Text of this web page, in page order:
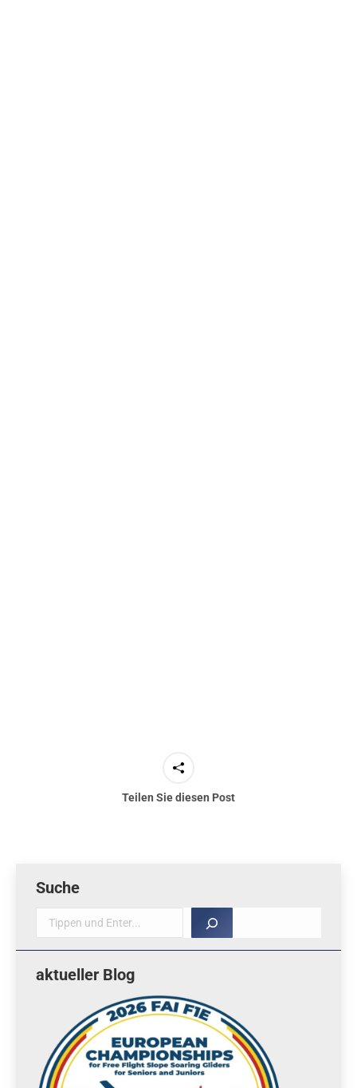
Teilen Sie diesen Post
Suche
Suche
aktueller Blog